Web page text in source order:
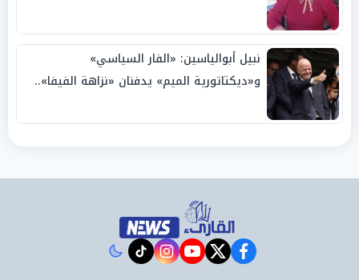
نبيل أبوالياسين: «الفار السياسي»
و«ديكتاتورية الميم» يدفنان «نزاهة الفيفا»..
facebook
twitter
youtube
instagram
tiktok